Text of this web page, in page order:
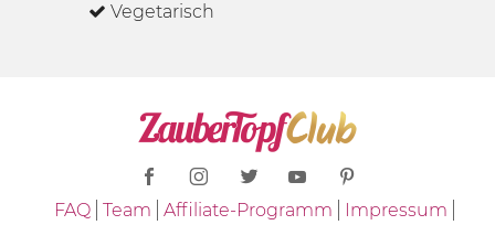
Vegetarisch
FAQ Team Affiliate-Programm
Impressum